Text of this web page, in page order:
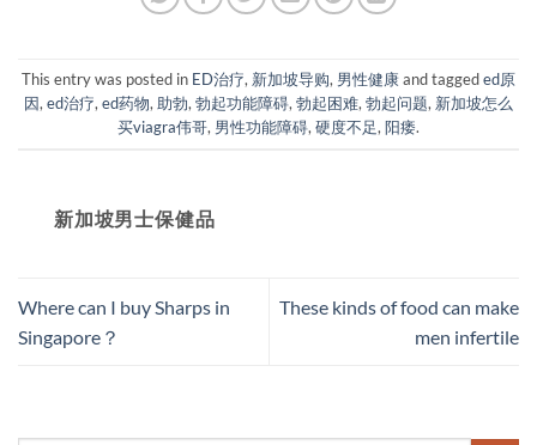
This entry was posted in ED治疗, 新加坡导购, 男性健康and taggeded原
因,ed治疗,ed药物,助勃,勃起功能障碍,勃起困难,勃起问题, 新加坡怎么
买viagra伟哥, 男性功能障碍,硬度不足,阳痿.
新加坡男士保健品
Where can I buy Sharps in
Singapore？
These kinds of food can make
men infertile